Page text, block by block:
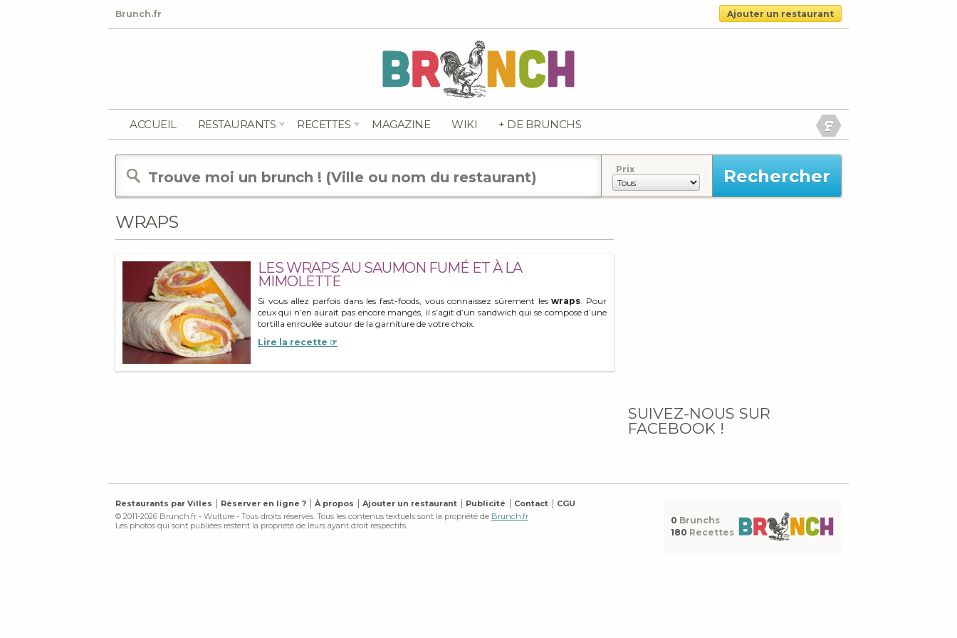
Brunch.fr Ajouter un restaurant
ACCUEIL RESTAURANTS RECETTES MAGAZINE WIKI + DE BRUNCHS
Prix
WRAPS
LES WRAPS AU SAUMON FUMÉ ET À LA
MIMOLETTE
Si vous allez parfois dans les fast-foods, vous connaissez sûrement leswraps. Pour
ceux qui n’en aurait pas encore mangés, il s’agit d’un sandwich qui se compose d’une
tortilla enroulée autour de la garniture de votre choix.
Lire la recette ☞
SUIVEZ-NOUS SUR
FACEBOOK !
Restaurants par Villes Réserver en ligne ? À propos Ajouter un restaurant Publicité Contact
CGU
© 2011-2026 Brunch.fr - Wulture - Tous droits réservés. Tous les contenus textuels sont la propriété de Brunch.fr
Les photos qui sont publiées restent la propriété de leurs ayant droit respectifs.
0 Brunchs
180 Recettes